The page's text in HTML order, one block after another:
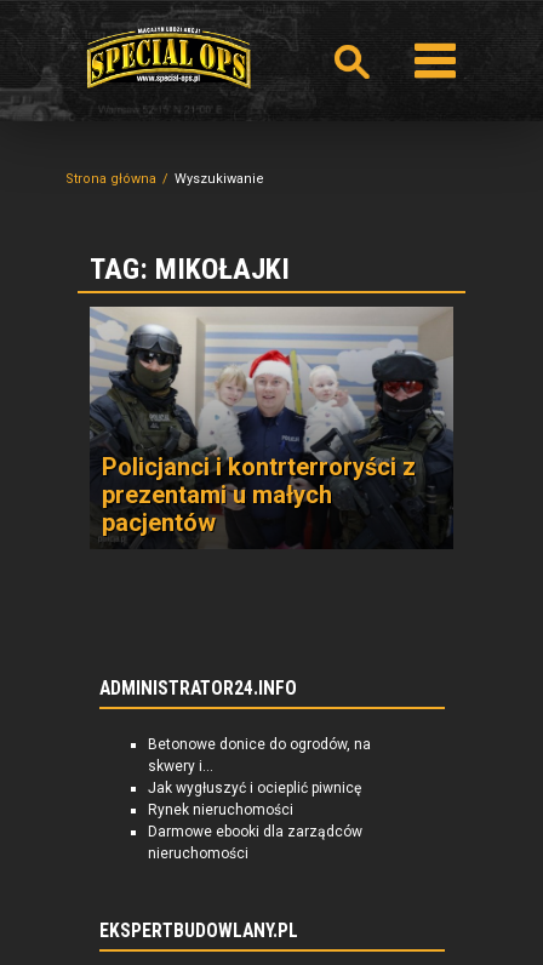
Strona główna Wyszukiwanie
TAG: MIKOŁAJKI
Policjanci i kontrterroryści z
prezentami u małych
pacjentów
ADMINISTRATOR24.INFO
Betonowe donice do ogrodów, na
skwery i...
Jak wygłuszyć i ocieplić piwnicę
Rynek nieruchomości
Darmowe ebooki dla zarządców
nieruchomości
EKSPERTBUDOWLANY.PL